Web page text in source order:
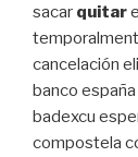
sacar quitar
cancelación
banco
badexcu
compostela